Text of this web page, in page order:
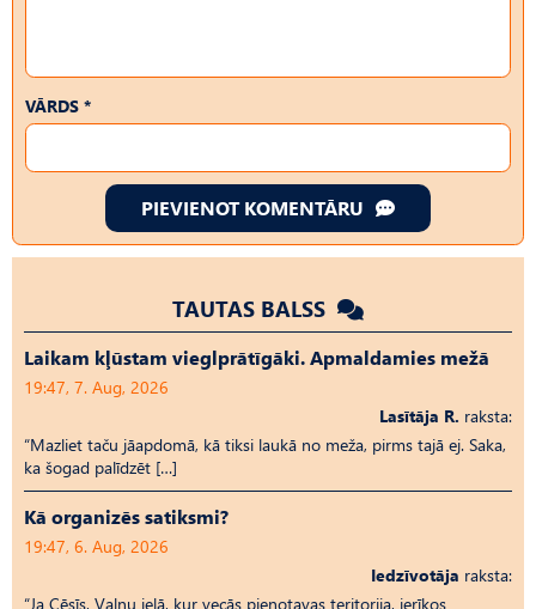
VĀRDS *
PIEVIENOT KOMENTĀRU
TAUTAS BALSS
Laikam kļūstam vieglprātīgāki. Apmaldamies mežā
19:47, 7. Aug, 2026
Lasītāja R. raksta:
“Mazliet taču jāapdomā, kā tiksi laukā no meža, pirms tajā ej. Saka,
ka šogad palīdzēt […]
Kā organizēs satiksmi?
19:47, 6. Aug, 2026
Iedzīvotāja raksta:
“Ja Cēsīs, Vaļņu ielā, kur vecās pienotavas teritorija, ierīkos